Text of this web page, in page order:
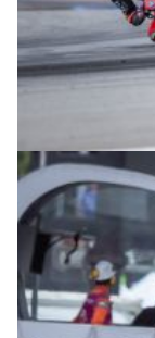
© intactGP